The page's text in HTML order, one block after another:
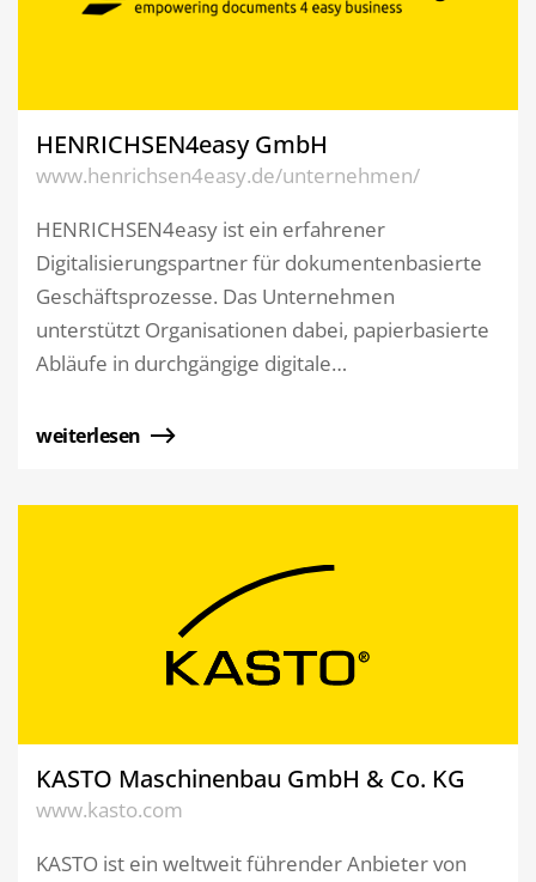
HENRICHSEN4easy GmbH
www.henrichsen4easy.de/unternehmen/
HENRICHSEN4easy ist ein erfahrener
Digitalisierungspartner für dokumentenbasierte
Geschäftsprozesse. Das Unternehmen
unterstützt Organisationen dabei, papierbasierte
Abläufe in durchgängige digitale…
weiterlesen
KASTO Maschinenbau GmbH & Co. KG
www.kasto.com
KASTO ist ein weltweit führender Anbieter von